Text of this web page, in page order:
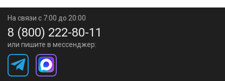
На связи с 7:00 до 20:00
8 (800) 222-80-11
или пишите в мессенджер: